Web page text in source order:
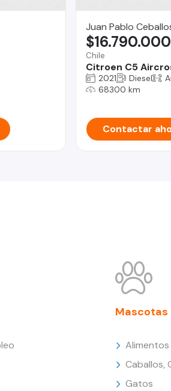
Juan Pablo
Chile
Citroen C5
$16.790.000
2021 Diesel
68300 km
Contactar
Mascotas
Alimentos
Caballos,
Gatos